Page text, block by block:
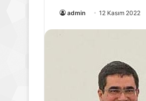
admin 12 Kasım 2022